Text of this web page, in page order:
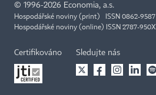
© 1996-2026 Economia, a.s.
Hospodářské noviny (print) ISSN 0862-9587
Hospodářské noviny (online) ISSN 2787-950X
Certifikováno Sledujte nás